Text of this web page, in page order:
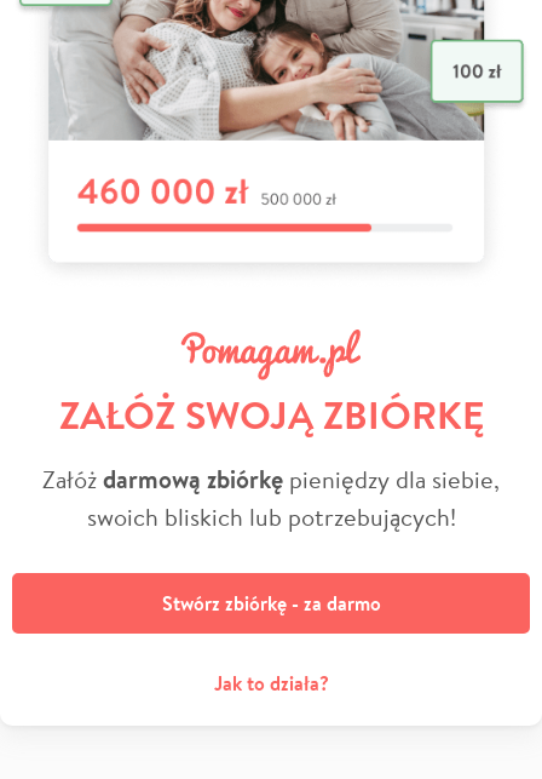
ZAŁÓŻ SWOJĄ ZBIÓRKĘ
Załóżdarmową zbiórkę pieniędzy dla siebie,
swoich bliskich lub potrzebujących!
Stwórz zbiórkę - za darmo
Jak to działa?